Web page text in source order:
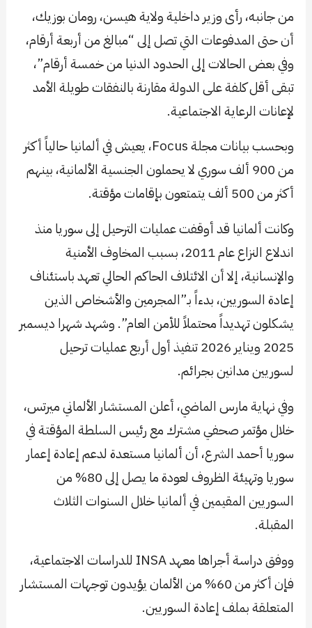
من جانبه، رأى وزير داخلية ولاية هيسن، رومان بوزيك،
أن حتى المدفوعات التي تصل إلى “مبالغ من أربعة أرقام،
وفي بعض الحالات إلى الحدود الدنيا من خمسة أرقام”،
تبقى أقل كلفة على الدولة مقارنة بالنفقات طويلة الأمد
لإعانات الرعاية الاجتماعية.
وبحسب بيانات مجلة Focus، يعيش في ألمانيا حالياً أكثر
من 900 ألف سوري لا يحملون الجنسية الألمانية، بينهم
أكثر من 500 ألف يتمتعون بإقامات مؤقتة.
وكانت ألمانيا قد أوقفت عمليات الترحيل إلى سوريا منذ
اندلاع النزاع عام 2011، بسبب المخاوف الأمنية
والإنسانية، إلا أن الائتلاف الحاكم الحالي تعهد باستئناف
إعادة السوريين، بدءاً بـ”المجرمين والأشخاص الذين
يشكلون تهديداً محتملاً للأمن العام”. وشهد شهرا ديسمبر
2025 ويناير 2026 تنفيذ أول أربع عمليات ترحيل
لسوريين مدانين بجرائم.
وفي نهاية مارس الماضي، أعلن المستشار الألماني ميرتس،
خلال مؤتمر صحفي مشترك مع رئيس السلطة المؤقتة في
سوريا أحمد الشرع، أن ألمانيا مستعدة لدعم إعادة إعمار
سوريا وتهيئة الظروف لعودة ما يصل إلى 80% من
السوريين المقيمين في ألمانيا خلال السنوات الثلاث
المقبلة.
ووفق دراسة أجراها معهد INSA للدراسات الاجتماعية،
فإن أكثر من 60% من الألمان يؤيدون توجهات المستشار
المتعلقة بملف إعادة السوريين.